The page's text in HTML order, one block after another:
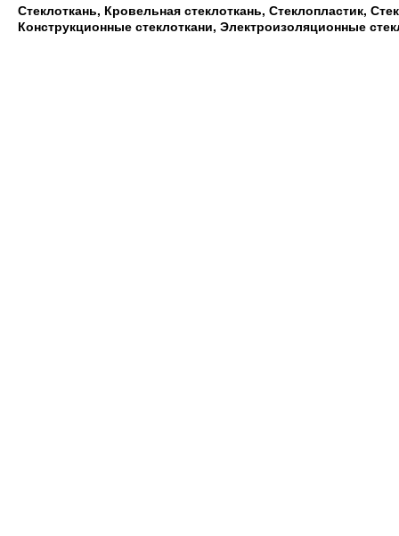
Стеклоткань, Кровельная стеклоткань, Стеклопластик,
Конструкционные стеклоткани, Электроизоляционные